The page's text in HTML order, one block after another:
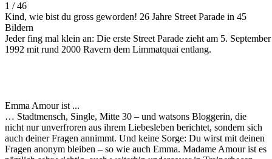
1 / 46
Kind, wie bist du gross geworden! 26 Jahre Street Parade in 45
Bildern
Jeder fing mal klein an: Die erste Street Parade zieht am 5. September
1992 mit rund 2000 Ravern dem Limmatquai entlang.
Emma Amour ist ...
… Stadtmensch, Single, Mitte 30 – und watsons Bloggerin, die
nicht nur unverfroren aus ihrem Liebesleben berichtet, sondern sich
auch deiner Fragen annimmt. Und keine Sorge: Du wirst mit deinen
Fragen anonym bleiben – so wie auch Emma. Madame Amour ist es